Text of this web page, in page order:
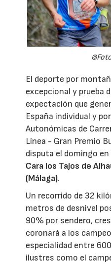
El deporte por
excepcional y prueba
expectación que
España individual y
Autonómicas de
Línea - Gran Premio
disputa el domingo en
Cara los Tajos de
(Málaga).
Un recorrido de 32
metros de desnivel
90% por sendero,
coronará a los
especialidad entre
ilustres como el